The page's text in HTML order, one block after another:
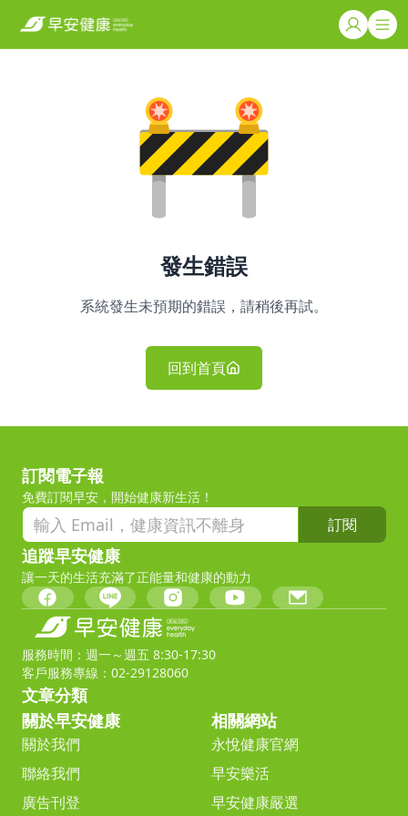
發生錯誤
系統發生未預期的錯誤，請稍後再試。
回到首頁
訂閱電子報
免費訂閱早安，開始健康新生活！
訂閱
追蹤早安健康
讓一天的生活充滿了正能量和健康的動力
服務時間：週一～週五 8:30-17:30
客戶服務專線：02-29128060
文章分類
關於早安健康
關於我們
聯絡我們
廣告刊登
相關網站
永悅健康官網
早安樂活
早安健康嚴選